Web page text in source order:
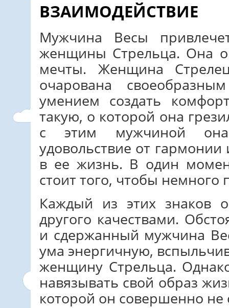
ВЗАИМОДЕЙСТВИЕ
Мужчина Весы
женщины Стрельца. Она
мечты. Женщина
очарована
умением создать
такую, о которой она
с этим мужчиной она
удовольствие от
в ее жизнь. В один
стоит того, чтобы немного
Каждый из этих знаков
другого качествами.
и сдержанный мужчина
ума энергичную,
женщину Стрельца.
навязывать свой образ
которой он совершенно не